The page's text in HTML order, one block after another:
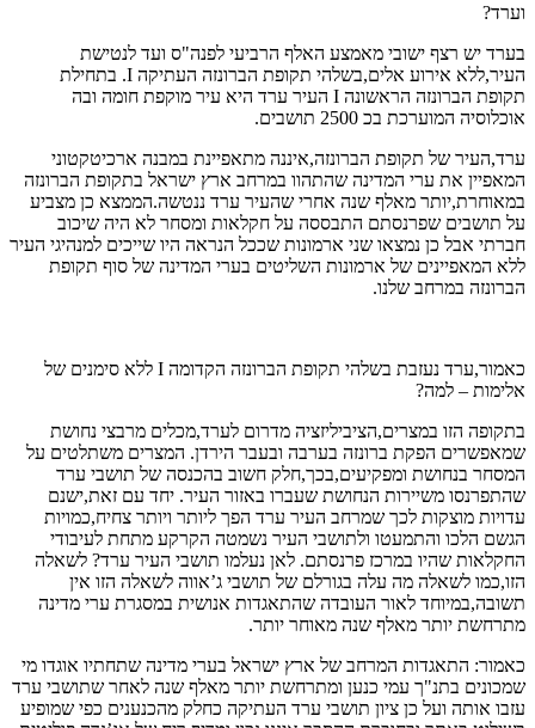
וערד?
בערד יש רצף ישובי מאמצע האלף הרביעי לפנה"ס ועד לנטישת
העיר,ללא אירוע אלים,בשלהי תקופת הברונזה העתיקה I. בתחילת
תקופת הברונזה הראשונה I העיר ערד היא עיר מוקפת חומה ובה
אוכלוסיה המוערכת בכ 2500 תושבים.
ערד,העיר של תקופת הברונזה,איננה מתאפיינת במבנה ארכיטקטוני
המאפיין את ערי המדינה שהתהוו במרחב ארץ ישראל בתקופת הברונזה
במאוחרת,יותר מאלף שנה אחרי שהעיר ערד ננטשה.הממצא כן מצביע
על תושבים שפרנסתם התבססה על חקלאות ומסחר לא היה שיכוב
חברתי אבל כן נמצאו שני ארמונות שככל הנראה היו שייכים למנהיגי העיר
ללא המאפיינים של ארמונות השליטים בערי המדינה של סוף תקופת
הברונזה במרחב שלנו.
כאמור,ערד נעזבת בשלהי תקופת הברונזה הקדומה I ללא סימנים של
אלימות – למה?
בתקופה הזו במצרים,הציביליזציה מדרום לערד,מכלים מרבצי נחושת
שמאפשרים הפקת ברונזה בערבה ובעבר הירדן. המצרים משתלטים על
המסחר בנחושת ומפקיעים,בכך,חלק חשוב בהכנסה של תושבי ערד
שהתפרנסו משיירות הנחושת שעברו באזור העיר. יחד עם זאת,ישנם
עדויות מוצקות לכך שמרחב העיר ערד הפך ליותר ויותר צחיח,כמויות
הגשם הלכו והתמעטו ולתושבי העיר נשמטה הקרקע מתחת לעיבודי
החקלאות שהיו במרכז פרנסתם. לאן נעלמו תושבי העיר ערד? לשאלה
הזו,כמו לשאלה מה עלה בגורלם של תושבי ג’אווה לשאלה הזו אין
תשובה,במיוחד לאור העובדה שהתאגדות אנושית במסגרת ערי מדינה
מתרחשת יותר מאלף שנה מאוחר יותר.
כאמור: התאגדות המרחב של ארץ ישראל בערי מדינה שתחתיו אוגדו מי
שמכונים בתנ"ך עמי כנען ומתרחשת יותר מאלף שנה לאחר שתושבי ערד
עזבו אותה ועל כן ציון תושבי ערד העתיקה כחלק מהכנענים כפי שמופיע